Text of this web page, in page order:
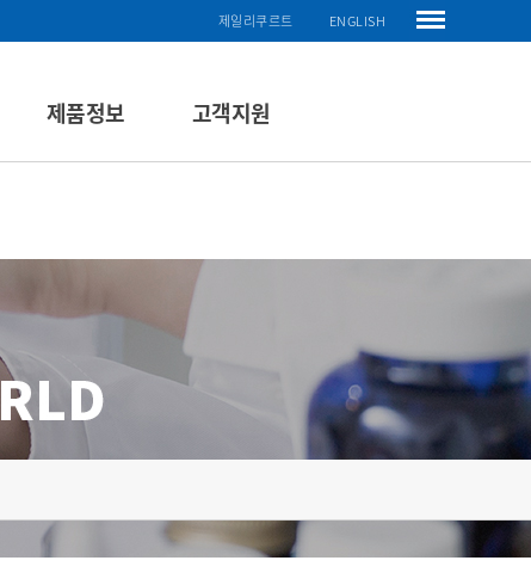
제일리쿠르트 ENGLISH
제품정보 고객지원